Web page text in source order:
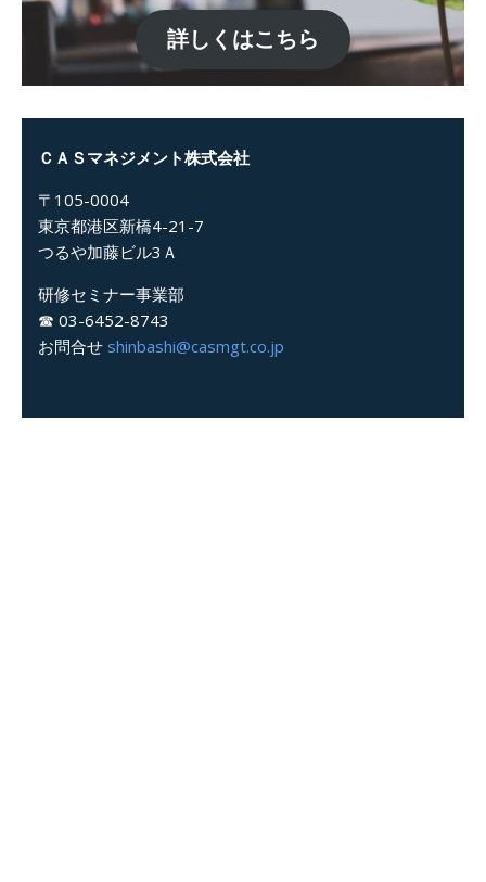
詳しくはこちら
ＣＡＳマネジメント株式会社
〒105-0004
東京都港区新橋4-21-7
つるや加藤ビル3Ａ
研修セミナー事業部
☎ 03-6452-8743
お問合せ shinbashi@casmgt.co.jp